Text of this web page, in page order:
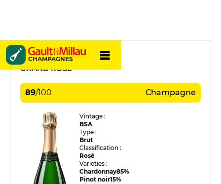
CHAMPAGNES
J. de Telmont
GRAND ROSÉ
89/100 Champagne
Vintage :
BSA
Type :
Brut
Classification :
Rosé
Varieties :
Chardonnay85%
Pinot noir15%